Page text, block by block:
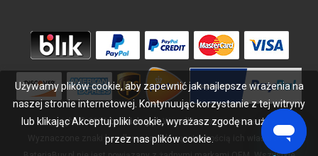
Copyright ©2026 bateriabuy.pl. Wszelkie prawa zastrzeżone.
Wyznaczone znaki handlowe i marki są własnością ich właścicieli.
Używamy plików cookie, aby zapewnić jak najlepsze wrażenia na
naszej stronie internetowej. Kontynuując korzystanie z tej witryny
lub klikając Akceptuj pliki cookie, wyrażasz zgodę na używanie
przez nas plików cookie.